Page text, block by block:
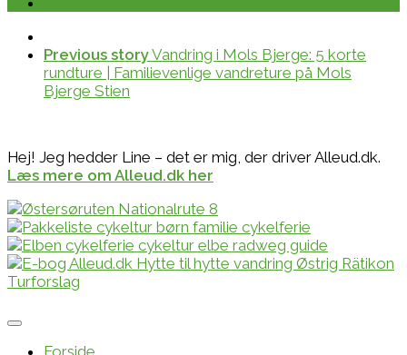
Previous storyVandring i Mols Bjerge: 5 korte
rundture | Familievenlige vandreture på Mols
Bjerge Stien
Hej! Jeg hedder Line – det er mig, der driver Alleud.dk.
Læs mere om Alleud.dk her